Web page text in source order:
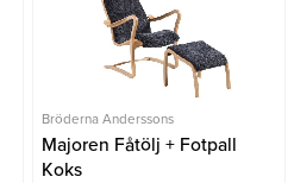
Bröderna Anderssons
Majoren Fåtölj + Fotpall
Koks